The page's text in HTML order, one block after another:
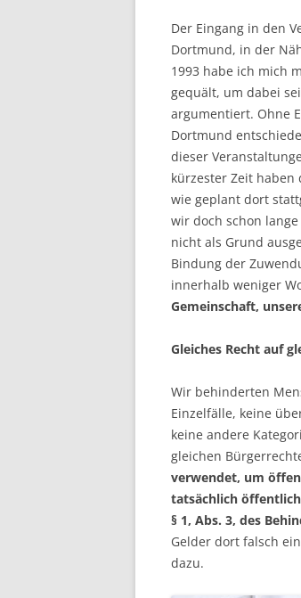
Der Eingang in den
Dortmund, in der
1993 habe ich mich
gequält, um dabei
argumentiert. Ohne
Dortmund
dieser
kürzester Zeit
wie geplant dort
wir doch schon
nicht als Grund
Bindung der
innerhalb weniger
Gemeinschaft,
Gleiches Recht auf
Wir behinderten
Einzelfälle, keine
keine andere
gleichen
verwendet, um
tatsächlich
§ 1, Abs. 3, des
Gelder dort falsch
dazu.